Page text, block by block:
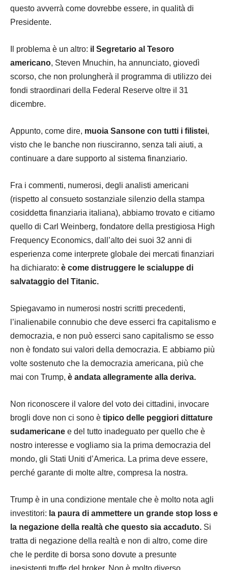
questo avverrà come dovrebbe essere, in qualità di
Presidente.
Il problema è un altro: il Segretario al Tesoro
americano, Steven Mnuchin, ha annunciato, giovedì
scorso, che non prolungherà il programma di utilizzo dei
fondi straordinari della Federal Reserve oltre il 31
dicembre.
Appunto, come dire, muoia Sansone con tutti i filistei,
visto che le banche non riusciranno, senza tali aiuti, a
continuare a dare supporto al sistema finanziario.
Fra i commenti, numerosi, degli analisti americani
(rispetto al consueto sostanziale silenzio della stampa
cosiddetta finanziaria italiana), abbiamo trovato e citiamo
quello di Carl Weinberg, fondatore della prestigiosa High
Frequency Economics, dall’alto dei suoi 32 anni di
esperienza come interprete globale dei mercati finanziari
ha dichiarato: è come distruggere le scialuppe di
salvataggio del Titanic.
Spiegavamo in numerosi nostri scritti precedenti,
l’inalienabile connubio che deve esserci fra capitalismo e
democrazia, e non può esserci sano capitalismo se esso
non è fondato sui valori della democrazia. E abbiamo più
volte sostenuto che la democrazia americana, più che
mai con Trump, è andata allegramente alla deriva.
Non riconoscere il valore del voto dei cittadini, invocare
brogli dove non ci sono è tipico delle peggiori dittature
sudamericane e del tutto inadeguato per quello che è
nostro interesse e vogliamo sia la prima democrazia del
mondo, gli Stati Uniti d’America. La prima deve essere,
perché garante di molte altre, compresa la nostra.
Trump è in una condizione mentale che è molto nota agli
investitori: la paura di ammettere un grande stop loss e
la negazione della realtà che questo sia accaduto. Si
tratta di negazione della realtà e non di altro, come dire
che le perdite di borsa sono dovute a presunte
inesistenti truffe del broker. Non è molto diverso.